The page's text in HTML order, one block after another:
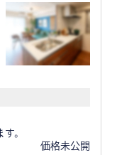
。
価格未公開